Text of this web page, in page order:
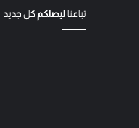
تباعنا ليصلكم كل جديد